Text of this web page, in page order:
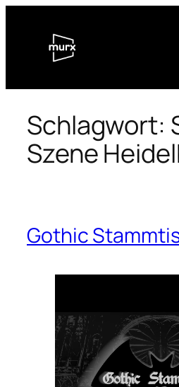
springen
Schlagwort:
Szene
Gothic